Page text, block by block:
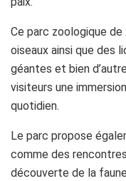
Ce parc zoologique
oiseaux ainsi que des
géantes et bien
visiteurs une
quotidien.
Le parc propose
comme des
découverte de la